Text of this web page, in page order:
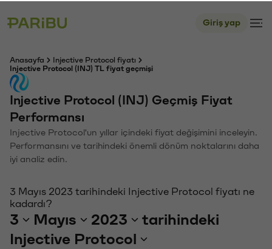
Giriş yap
Anasayfa
Injective Protocol fiyatı
Injective Protocol (INJ) TL fiyat geçmişi
Injective Protocol (INJ) Geçmiş Fiyat
Performansı
Injective Protocol'un yıllar içindeki fiyat değişimini inceleyin.
Performansını ve tarihindeki önemli dönüm noktalarını daha
iyi analiz edin.
3 Mayıs 2023 tarihindeki Injective Protocol fiyatı ne
kadardı?
3 Mayıs 2023
tarihindeki
Injective Protocol